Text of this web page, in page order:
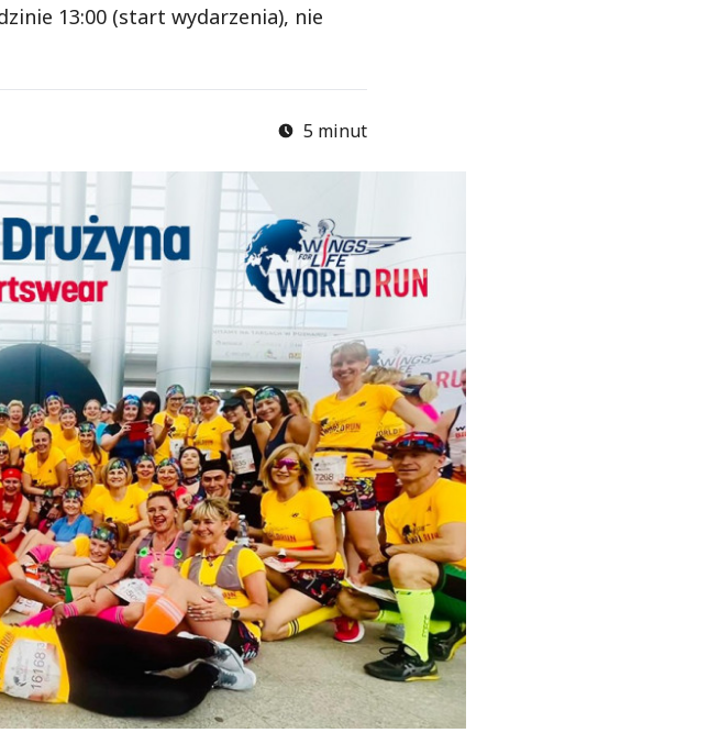
13:00 (start wydarzenia), nie
5 minut